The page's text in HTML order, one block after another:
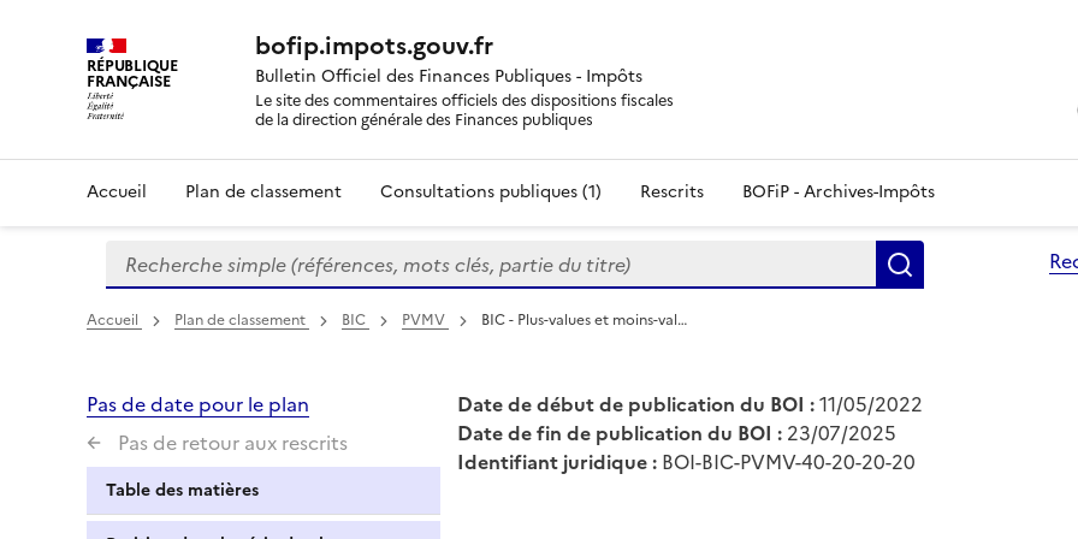
RÉPUBLIQUE
FRANÇAISE
bofip.impots.gouv.fr
Bulletin Officiel des Finances Publiques - Impôts
Le site des commentaires officiels des dispositions fiscales
de la direction générale des Finances publiques
Accueil Plan de classement Consultations publiques (1) Rescrits BOFiP - Archives-Impôts
Formulaire
de
recherche
Recherche simple (références, mots clés, partie du titre)
Accueil Plan de classement BIC PVMV BIC - Plus-values et moins-val…
Pas de date pour le plan
Pas de retour aux rescrits
Table des matières
Date de début de publication du BOI :11/05/2022
Date de fin de publication du BOI : 23/07/2025
Identifiant juridique : BOI-BIC-PVMV-40-20-20-20